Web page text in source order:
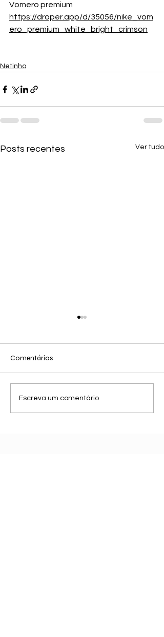
Vomero premium
https://droper.app/d/35056/nike_vom
ero_premium_white_bright_crimson
Netinho
Posts recentes Ver tudo
25 de Jun - Looks de
inverno 2
Comentários
Escreva um comentário